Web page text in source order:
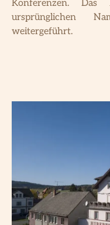
Konferenzen.
ursprünglichen
weitergeführt.